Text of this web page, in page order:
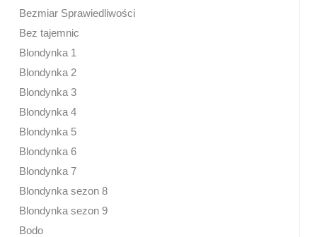
Bezmiar Sprawiedliwości
Bez tajemnic
Blondynka 1
Blondynka 2
Blondynka 3
Blondynka 4
Blondynka 5
Blondynka 6
Blondynka 7
Blondynka sezon 8
Blondynka sezon 9
Bodo